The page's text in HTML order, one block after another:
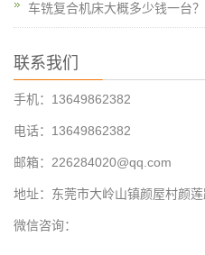
车铣复合机床大概多少钱一台？
联系我们
手机：13649862382
电话：13649862382
邮箱：226284020@qq.com
地址：东莞市大岭山镇颜屋村颜
微信咨询：